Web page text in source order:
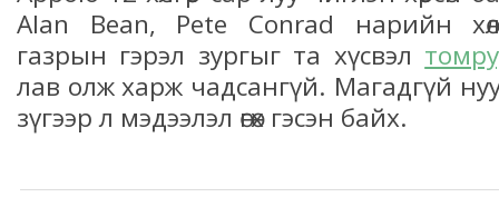
Alan Bean, Pete Conrad нарийн
газрын гэрэл зургыг та хүсвэл
лав олж харж чадсангүй. Магадгүй
зүгээр л мэдээлэл өгөх гэсэн байх.